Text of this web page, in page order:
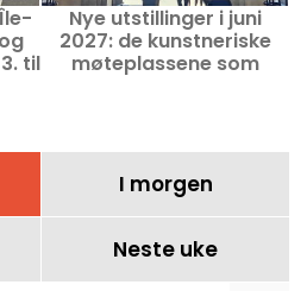
til
Nye utstillinger i juni
2027: de kunstneriske
møteplassene som
I morgen
Neste uke